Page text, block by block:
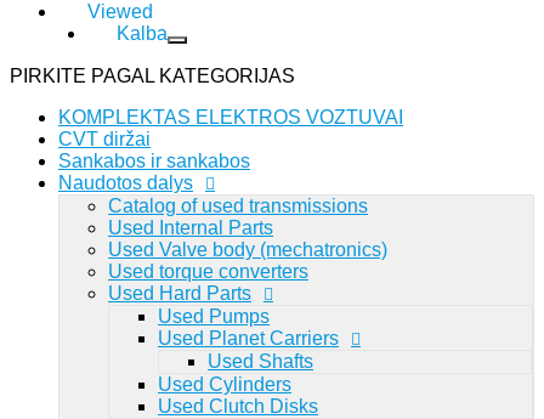
Lithuanian
Viewed
Prisijungti
Registruotis
Prisijungti Registruotis
Viewed
Kalba
PIRKITE PAGAL KATEGORIJAS
KOMPLEKTAS ELEKTROS VOZTUVAI
CVT diržai
Sankabos ir sankabos
Naudotos dalys
Catalog of used transmissions
Used Internal Parts
Used Valve body (mechatronics)
Used torque converters
Used Hard Parts
Used Pumps
Used Planet Carriers
Used Shafts
Used Cylinders
Used Clutch Disks